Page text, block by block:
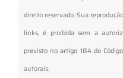
direito reservado. Sua
links, é proibida sem a
previsto no artigo 184 do
autorais.